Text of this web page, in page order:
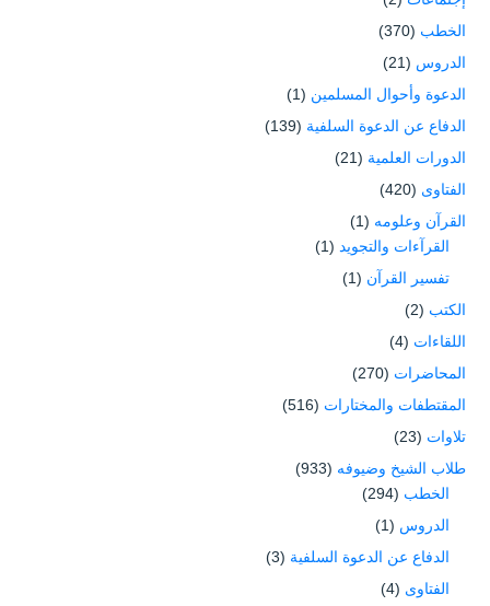
الخطب (370)
الدروس (21)
الدعوة وأحوال المسلمين (1)
الدفاع عن الدعوة السلفية (139)
الدورات العلمية (21)
الفتاوى (420)
القرآن وعلومه (1)
القرآءات والتجويد (1)
تفسير القرآن (1)
الكتب (2)
اللقاءات (4)
المحاضرات (270)
المقتطفات والمختارات (516)
تلاوات (23)
طلاب الشيخ وضيوفه (933)
الخطب (294)
الدروس (1)
الدفاع عن الدعوة السلفية (3)
الفتاوى (4)